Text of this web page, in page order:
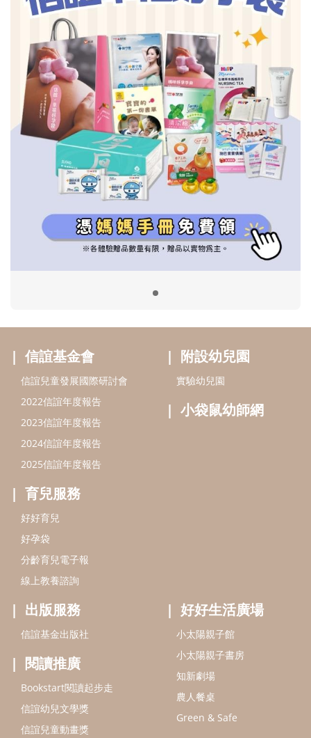
信誼基金會
2022信誼年度報告
2023信誼年度報告
2024信誼年度報告
好孕袋
分齡育兒電子報
線上教養諮詢
附設幼兒園
小袋鼠幼師網
出版服務
信誼基金出版社
閱讀推廣
Bookstart閱讀起步走
信誼幼兒文學獎
信誼兒童動畫獎
小袋鼠說故事劇團
service@hsin-yi.org.tw
信誼好好育兒
小太陽親子書房
(02)2396-5305轉2345 (週一～週五 9:00～18:00)
認識信誼 合作洽談 智慧財產權聲明
本網站建議使用IE9(含以上)或 Google Chrome 版本瀏覽器
信誼基金會/上誼文化實業股份有限公司 版權所有 ©